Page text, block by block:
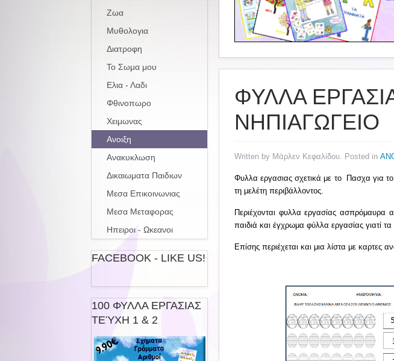
ΦΥΛΛΑ
ΝΗΠΙΑΓΩΓΕΙΟ
Written by Μάρλεν Κεφαλίδου. Posted in
Φυλλα εργασιας σχετικά με το Πασχα για
τη μελέτη περιβάλλοντος.
Περιέχονται φυλλα εργασίας ασπρόμαυρα
παιδιά και έγχρωμα φύλλα εργασίας γιατί
Επίσης περιέχεται και μια λίστα με καρτες
Ζωα
Μυθολογια
Διατροφη
Το Σωμα μου
Ελια - Λαδι
Φθινοπωρο
Χειμωνας
Ανοιξη
Ανακυκλωση
Δικαιωματα Παιδιων
Μεσα Επικοινωνιας
Μεσα Μεταφορας
Ηπειροι - Ωκεανοι
FACEBOOK - LIKE US!
100 ΦΥΛΛΑ ΕΡΓΑΣΙΑΣ
ΤΕΎΧΗ 1 & 2